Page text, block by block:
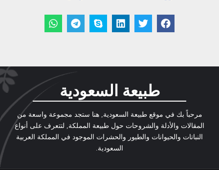
طبيعة السعودية
مرحباً بك في موقع طبيعة السعودية, هنا ستجد مجموعة واسعة من
المقالات والأدلة والشروحات حول طبيعة المملكة, لتتعرف على أنواع
النباتات والحيوانات والطيور والحشرات الموجود في المملكة العربية
السعودية.